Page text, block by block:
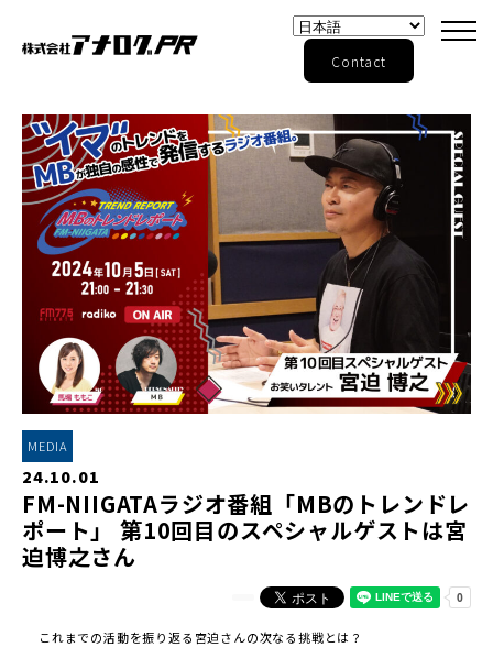
Contact
MEDIA
24.10.01
FM-NIIGATAラジオ番組「MBのトレンドレ
ポート」 第10回目のスペシャルゲストは宮
迫博之さん
これまでの活動を振り返る宮迫さんの次なる挑戦とは？